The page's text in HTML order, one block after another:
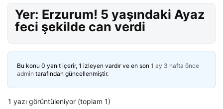
Yer: Erzurum! 5 yaşındaki Ayaz
feci şekilde can verdi
Bu konu 0 yanıt içerir, 1 izleyen vardır ve en son 1 ay 3 hafta önce
admin tarafından güncellenmiştir.
1 yazı görüntüleniyor (toplam 1)